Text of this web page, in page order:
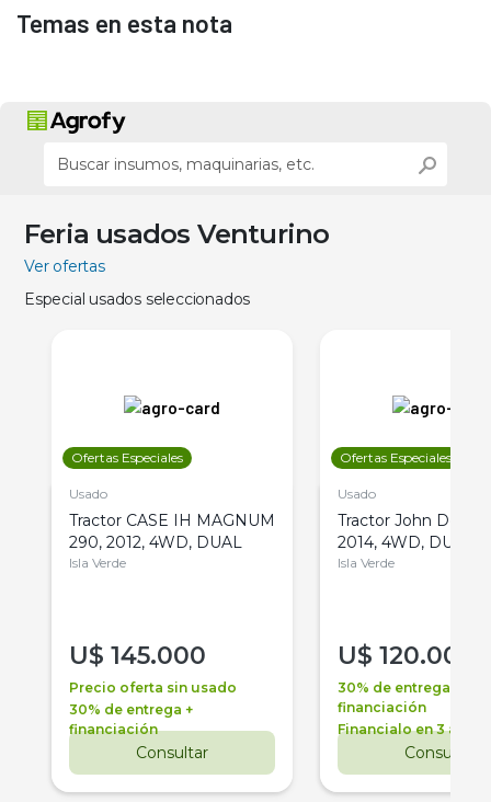
Temas en esta nota
Feria usados Venturino
Ver ofertas
Especial usados seleccionados
Ofertas Especiales
Usado
Tractor CASE IH MAGNUM
290, 2012, 4WD, DUAL
Isla Verde
U$ 145.000
Precio oferta sin usado
30% de entrega +
financiación
Consultar
Ofertas Especiales
Usado
Tractor John Deere
2014, 4WD, DUAL
Isla Verde
U$ 120.000
30% de entrega +
financiación
Financialo en 3 años
Consultar